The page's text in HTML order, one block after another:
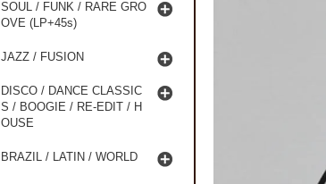
SOUL / FUNK / RARE GRO
OVE (LP+45s)
JAZZ / FUSION
DISCO / DANCE CLASSIC
S / BOOGIE / RE-EDIT / H
OUSE
BRAZIL / LATIN / WORLD